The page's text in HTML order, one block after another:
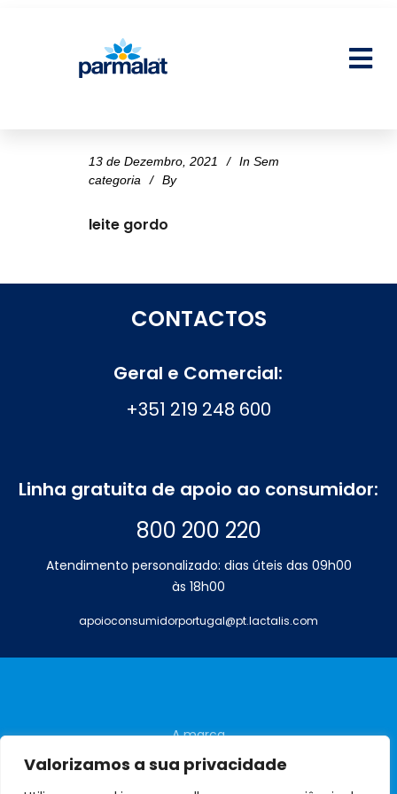
Valorizamos a sua privacidade
13 de Dezembro, 2021 In Sem
categoria
By
leite gordo
CONTACTOS
Geral e Comercial:
+351 219 248 600
Linha gratuita de apoio ao consumidor:
800 200 220
Atendimento personalizado: dias úteis das 09h00
às 18h00
apoioconsumidorportugal@pt.lactalis.com
A marca
Perguntas frequentes
Contactos